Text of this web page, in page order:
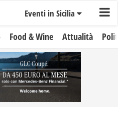
Eventi in Sicilia
Food & Wine Attualità